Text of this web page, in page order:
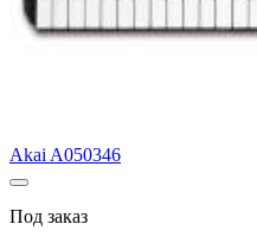
Akai A050346
Под заказ